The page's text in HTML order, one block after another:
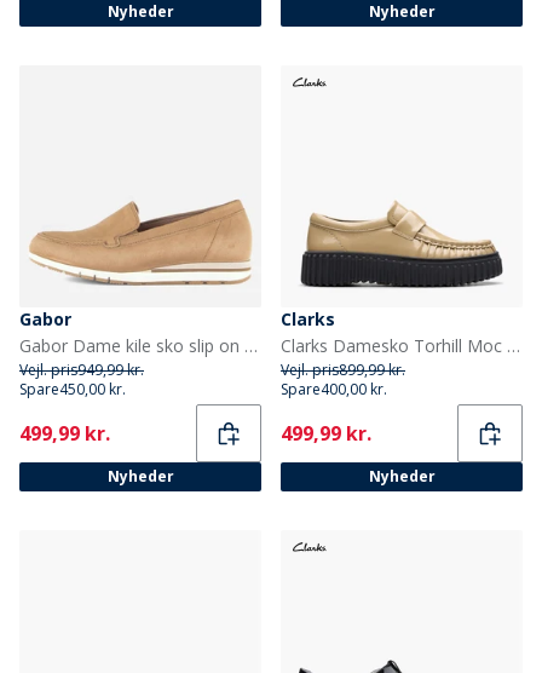
Nyheder Nyheder
Gabor
Gabor Dame kile sko slip on Saddle
Vejl. pris949,99 kr.
Spare450,00 kr.
Current
499,99 kr.
Nyheder
Clarks
Clarks Damesko Torhill Moc Sko Beige Patent
Vejl. pris899,99 kr.
Spare400,00 kr.
Current
499,99 kr.
Nyheder